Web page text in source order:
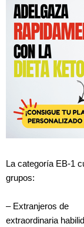
La categoría EB-1
grupos:
– Extranjeros de
extraordinaria